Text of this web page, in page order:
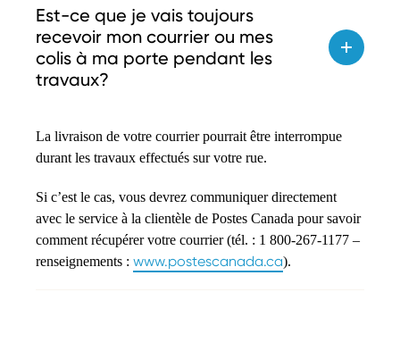
Est-ce que je vais toujours
recevoir mon courrier ou mes
colis à ma porte pendant les
travaux?
La livraison de votre courrier pourrait être interrompue
durant les travaux effectués sur votre rue.
Si c’est le cas, vous devrez communiquer directement
avec le service à la clientèle de Postes Canada pour savoir
comment récupérer votre courrier (tél. : 1 800-267-1177 –
renseignements : www.postescanada.ca).